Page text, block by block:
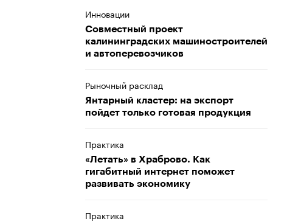
Инновации
Совместный проект
калининградских машиностроителей
и автоперевозчиков
Рыночный расклад
Янтарный кластер: на экспорт
пойдет только готовая продукция
Практика
«Летать» в Храброво. Как
гигабитный интернет поможет
развивать экономику
Практика